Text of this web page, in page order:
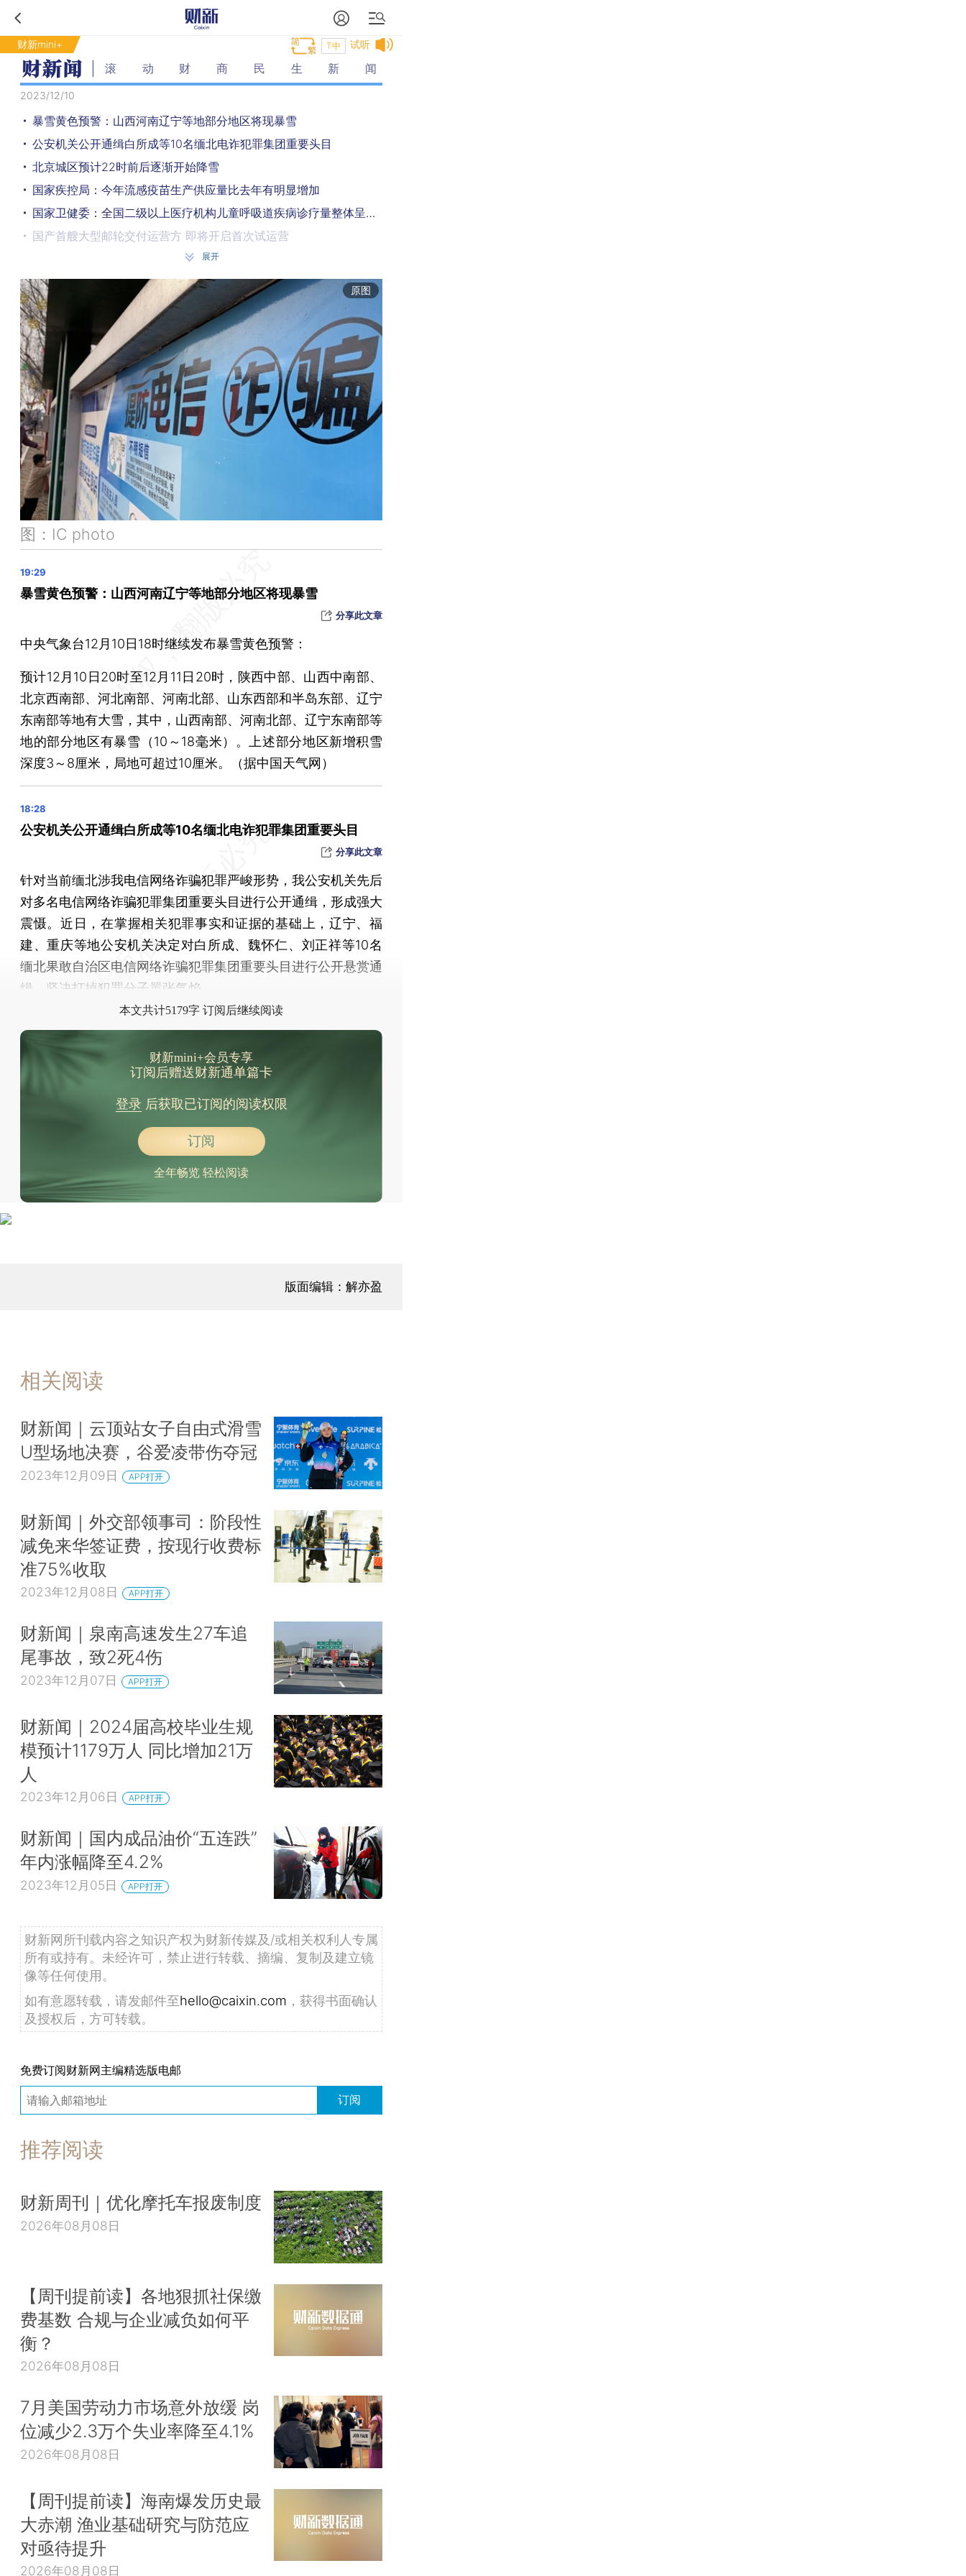
财新mini+ 试听
T中
滚动财商民生新闻
2023/12/10
暴雪黄色预警：山西河南辽宁等地部分地区将现暴雪
公安机关公开通缉白所成等10名缅北电诈犯罪集团重要头目
北京城区预计22时前后逐渐开始降雪
国家疾控局：今年流感疫苗生产供应量比去年有明显增加
国家卫健委：全国二级以上医疗机构儿童呼吸道疾病诊疗量整体呈现波动下降趋势
国产首艘大型邮轮交付运营方 即将开启首次试运营
暴雪、寒潮双预警齐发，局地降温或超14℃
东航又一航班因机械故障返航 系一周内第二起
杨惠妍：家族肯定会“砸锅卖铁”支持碧桂园
全国禁毒会议要求深化芬太尼治理 多地已开展专项行动
宁德时代香港投资逾10亿元 设国际总部和研发中心
腾讯大股东Prosus继续减持 持股比例降至24.99%
展开
原图
图：IC photo
暴雪黄色预警：山西河南辽宁等地部分地区将现暴雪
分享此文章
中央气象台12月10日18时继续发布暴雪黄色预警：
预计12月10日20时至12月11日20时，陕西中部、山西中南部、
北京西南部、河北南部、河南北部、山东西部和半岛东部、辽宁
东南部等地有大雪，其中，山西南部、河南北部、辽宁东南部等
地的部分地区有暴雪（10～18毫米）。上述部分地区新增积雪
深度3～8厘米，局地可超过10厘米。（据中国天气网）
公安机关公开通缉白所成等10名缅北电诈犯罪集团重要头目
分享此文章
针对当前缅北涉我电信网络诈骗犯罪严峻形势，我公安机关先后
对多名电信网络诈骗犯罪集团重要头目进行公开通缉，形成强大
震慑。近日，在掌握相关犯罪事实和证据的基础上，辽宁、福
建、重庆等地公安机关决定对白所成、魏怀仁、刘正祥等10名
缅北果敢自治区电信网络诈骗犯罪集团重要头目进行公开悬赏通
缉，坚决打掉犯罪分子嚣张气焰。
本文共计5179字 订阅后继续阅读
财新mini+会员专享
订阅后赠送财新通单篇卡
登录后获取已订阅的阅读权限
订阅
全年畅览 轻松阅读
版面编辑：解亦盈
相关阅读
财新闻｜云顶站女子自由式滑雪
U型场地决赛，谷爱凌带伤夺冠
2023年12月09日 APP打开
财新闻｜外交部领事司：阶段性
减免来华签证费，按现行收费标
准75%收取
2023年12月08日 APP打开
财新闻｜泉南高速发生27车追
尾事故，致2死4伤
2023年12月07日 APP打开
财新闻｜2024届高校毕业生规
模预计1179万人 同比增加21万
人
2023年12月06日 APP打开
财新闻｜国内成品油价“五连跌”
年内涨幅降至4.2%
2023年12月05日 APP打开
财新网所刊载内容之知识产权为财新传媒及/或相关权利人专属
所有或持有。未经许可，禁止进行转载、摘编、复制及建立镜
像等任何使用。
如有意愿转载，请发邮件至hello@caixin.com ，获得书面确认
及授权后，方可转载。
免费订阅财新网主编精选版电邮
订阅
推荐阅读
财新周刊｜优化摩托车报废制度
2026年08月08日
【周刊提前读】各地狠抓社保缴
费基数 合规与企业减负如何平
衡？
2026年08月08日
7月美国劳动力市场意外放缓 岗
位减少2.3万个失业率降至4.1%
2026年08月08日
【周刊提前读】海南爆发历史最
大赤潮 渔业基础研究与防范应
对亟待提升
2026年08月08日